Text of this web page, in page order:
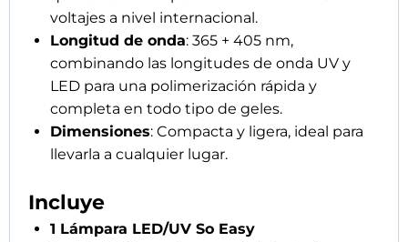
voltajes a nivel internacional.
Longitud de onda: 365 + 405 nm,
combinando las longitudes de onda UV y
LED para una polimerización rápida y
completa en todo tipo de geles.
Dimensiones: Compacta y ligera, ideal para
llevarla a cualquier lugar.
Incluye
1 Lámpara LED/UV So Easy